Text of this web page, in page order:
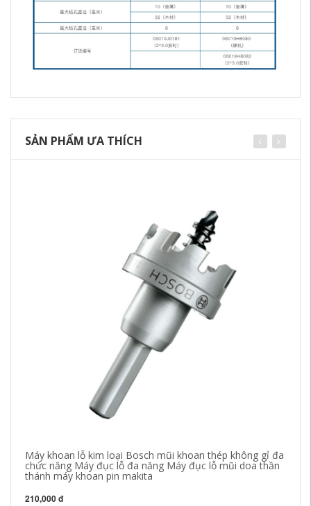
SẢN PHẨM ƯA THÍCH
Máy khoan lỗ kim loại Bosch mũi khoan thép không gỉ đa
chức năng Máy đục lỗ đa năng Máy đục lỗ mũi doa thần
thánh máy khoan pin makita
210,000 đ